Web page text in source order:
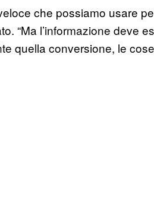
che possiamo usare
“Ma l’informazione deve
quella conversione, le